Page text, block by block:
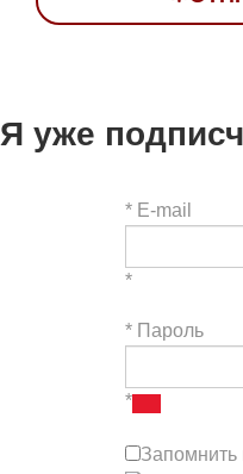
Я уже
* E-mail
*
* Пароль
*
Запомнить